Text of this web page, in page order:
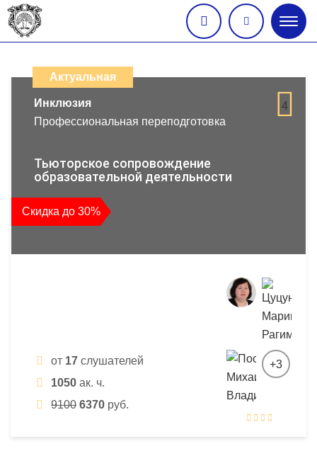
меню
дистанционных
образовательных
повышения
квалификации
и
профессиональной
Актуальная
4
Инклюзия
Профессиональная переподготовка
Тьюторское сопровождение
образовательной деятельности
Скидка до 30%
от 17 слушателей
1050 ак. ч.
9100 6370 руб.
+3